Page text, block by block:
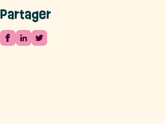
Partager